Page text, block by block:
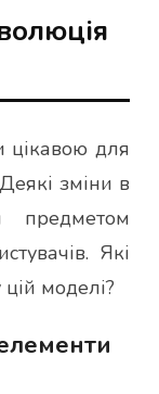
цікавою для
зміни в
предметом
Які
моделі?